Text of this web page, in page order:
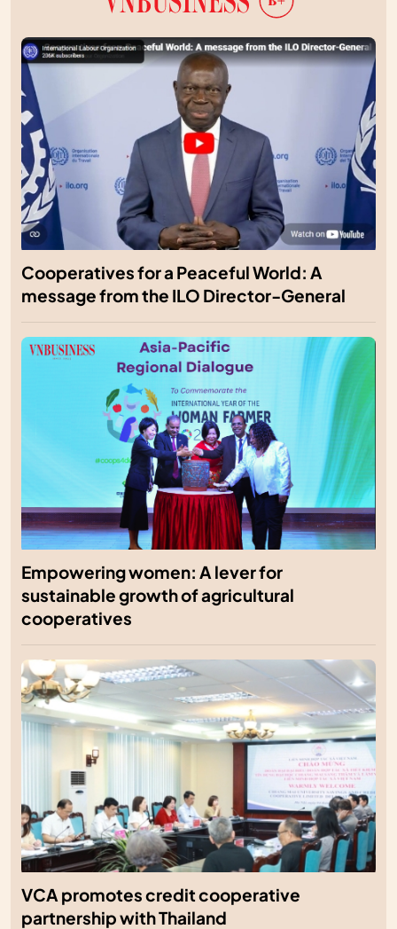
Cooperatives for a Peaceful World: A
message from the ILO Director-General
Empowering women: A lever for
sustainable growth of agricultural
cooperatives
VCA promotes credit cooperative
partnership with Thailand